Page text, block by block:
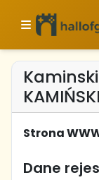
KAMIŃSKI
Strona
Dane